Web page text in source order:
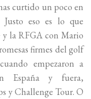
curtido un poco en
eso es lo que
y la RFGA con Mario
firmes del golf
empezaron a
España y fuera,
y Challenge Tour. O